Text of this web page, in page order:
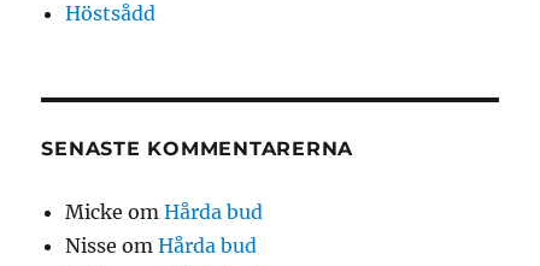
Höstsådd
SENASTE KOMMENTARERNA
Micke omHårda bud
Nisse omHårda bud